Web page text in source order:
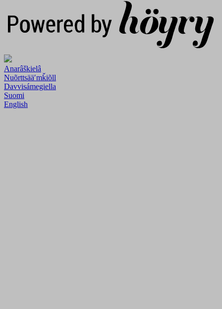
Anarâškielâ
Nuõrttsääʹmǩiõll
Davvisámegiella
Suomi
English